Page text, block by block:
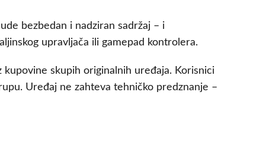
bezbedan i nadziran sadržaj – i
upravljača ili gamepad kontrolera.
skupih originalnih uređaja. Korisnici
Uređaj ne zahteva tehničko predznanje –